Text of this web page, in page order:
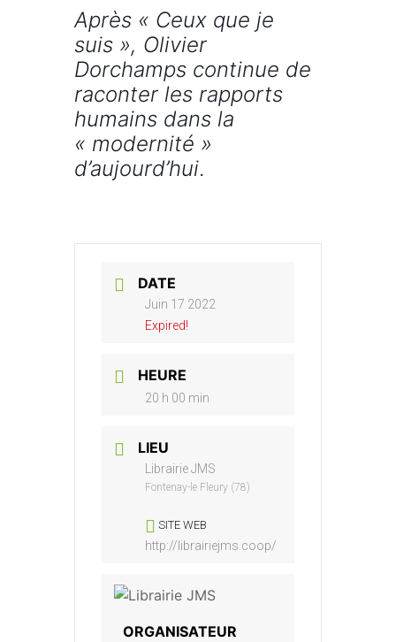
Après « Ceux que je
suis », Olivier
Dorchamps continue de
raconter les rapports
humains dans la
« modernité »
d’aujourd’hui.
DATE
Juin 17 2022
Expired!
HEURE
20 h 00 min
LIEU
Librairie JMS
Fontenay-le Fleury (78)
SITE WEB
http://librairiejms.coop/
ORGANISATEUR